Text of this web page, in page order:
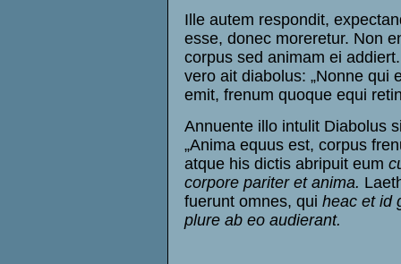
Ille autem respondit,
esse, donec moreretur. Non
corpus sed animam ei
vero ait diabolus: „Nonne qui
emit, frenum quoque equi
Annuente illo intulit Diabolus
„Anima equus est, corpus
atque his dictis abripuit eum
corpore pariter et anima.
fuerunt omnes, qui heac et id
plure ab eo audierant.